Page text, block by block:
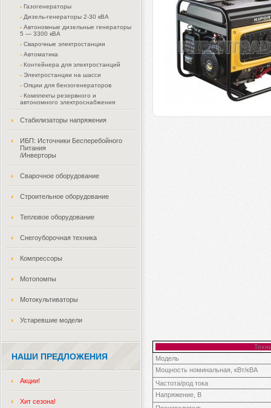
- Газогенераторы
- Дизель-генераторы 2-30 кВА
- Автономные дизельные генераторы
5 — 3300 кВА
- Сварочные электростанции
- Автоматика
- Контейнера для электростанций
- Электростанции на шасси
- Опции для бензогенераторов
- Комплекты резервного и
автономного электроснабжения
Стабилизаторы напряжения
ИБП: Источники Бесперебойного
Питания
/Инверторы
Сварочное оборудование
Строительное оборудование
Тепловое оборудование
Снегоуборочная техника
Компрессоры
Мотопомпы
Мотокультиваторы
Устаревшие модели
НАШИ ПРЕДЛОЖЕНИЯ
Акции!
Хит сезона!
Модель
Мощность номинальная, кВт/кВА
Частота/род тока
Напряжение, В